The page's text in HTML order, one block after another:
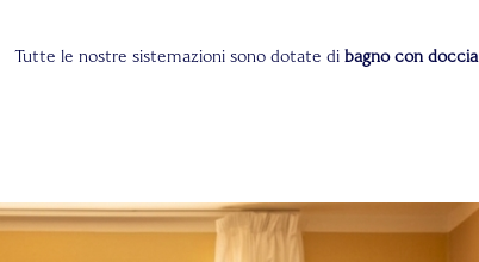
Tutte le nostre sistemazioni sono dotate di bagno con doccia